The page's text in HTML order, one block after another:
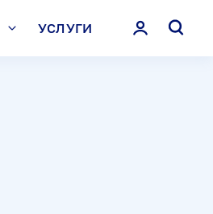
УСЛУГИ